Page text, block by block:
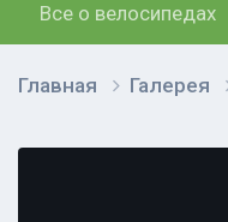
Все о велосипедах
Главная Галерея